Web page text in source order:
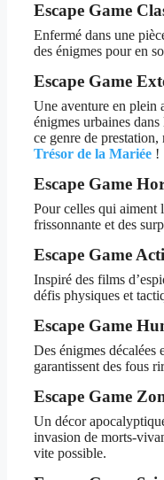
Escape Game
Enfermé dans une
des énigmes pour en
Escape Game
Une aventure en plein
énigmes urbaines
ce genre de
Trésor de la Mariée !
Escape Game
Pour celles qui aiment
frissonnante et des
Escape Game
Inspiré des films
défis physiques et
Escape Game
Des énigmes décalées
garantissent des fous
Escape Game
Un décor
invasion de morts-
vite possible.